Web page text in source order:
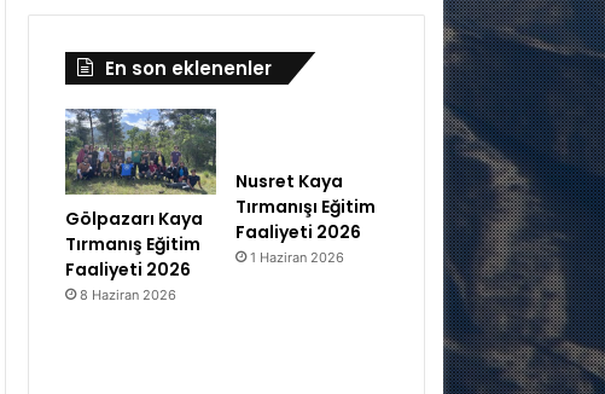
En son eklenenler
Gölpazarı Kaya
Tırmanış Eğitim
Faaliyeti 2026
8 Haziran 2026
Nusret Kaya
Tırmanışı Eğitim
Faaliyeti 2026
1 Haziran 2026